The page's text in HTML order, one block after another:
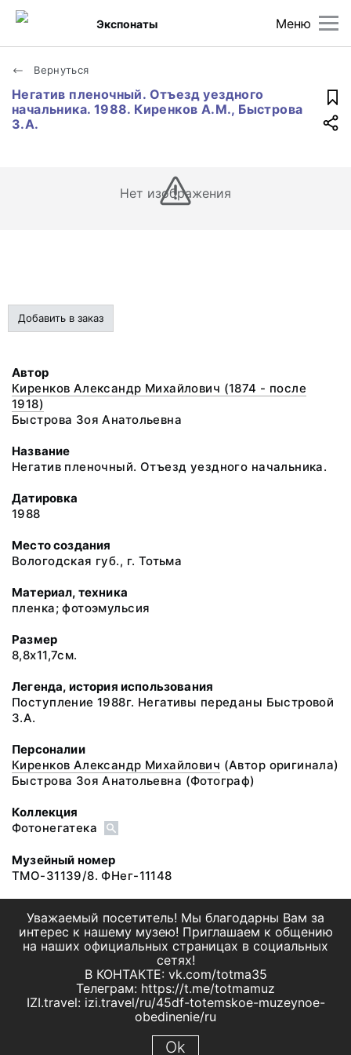
Меню
Экспонаты
Вернуться
Негатив пленочный. Отъезд уездного
начальника. 1988. Киренков А.М., Быстрова
З.А.
Нет изображения
Добавить в заказ
Автор
Киренков Александр Михайлович (1874 - после
1918)
Быстрова Зоя Анатольевна
Название
Негатив пленочный. Отъезд уездного начальника.
Датировка
1988
Место создания
Вологодская губ., г. Тотьма
Материал, техника
пленка; фотоэмульсия
Размер
8,8х11,7см.
Легенда, история использования
Поступление 1988г. Негативы переданы Быстровой
З.А.
Персоналии
Киренков Александр Михайлович (Автор оригинала)
Быстрова Зоя Анатольевна (Фотограф)
Коллекция
Фотонегатека
Музейный номер
ТМО-31139/8. ФНег-11148
Уважаемый посетитель! Мы благодарны Вам за
интерес к нашему музею! Приглашаем к общению
на наших официальных страницах в социальных
сетях!
В КОНТАКТЕ: vk.com/totma35
Телеграм: https://t.me/totmamuz
IZI.travel: izi.travel/ru/45df-totemskoe-muzeynoe-
obedinenie/ru
Ok